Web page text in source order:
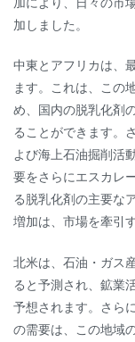
加しました。
中東とアフリカは、
ます。これは、この
め、国内の脱乳化剤
ることができます。
よび海上石油掘削活
要をさらにエスカレ
る脱乳化剤の主要な
増加は、市場を牽引
北米は、石油・ガス
ると予測され、鉱業
予想されます。さら
の需要は、この地域